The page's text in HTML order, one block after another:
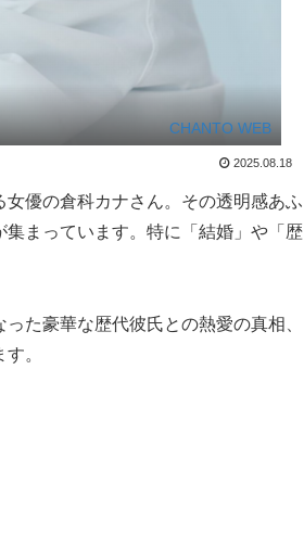
CHANTO WEB
2025.08.18
優の倉科カナさん。その透明感あふ
まっています。特に「結婚」や「歴
た豪華な歴代彼氏との熱愛の真相、
。